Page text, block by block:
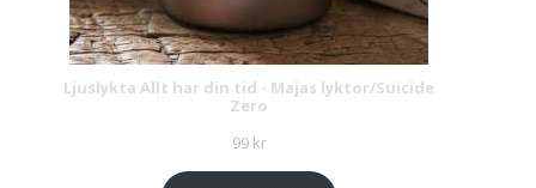
Ljuslykta Allt har din tid - Majas lyktor/Suicide
Zero
99 kr